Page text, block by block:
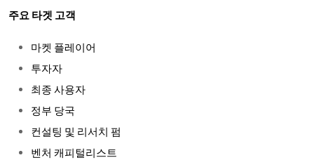
주요 타겟 고객
마켓 플레이어
투자자
최종 사용자
정부 당국
컨설팅 및 리서치 펌
벤처 캐피털리스트